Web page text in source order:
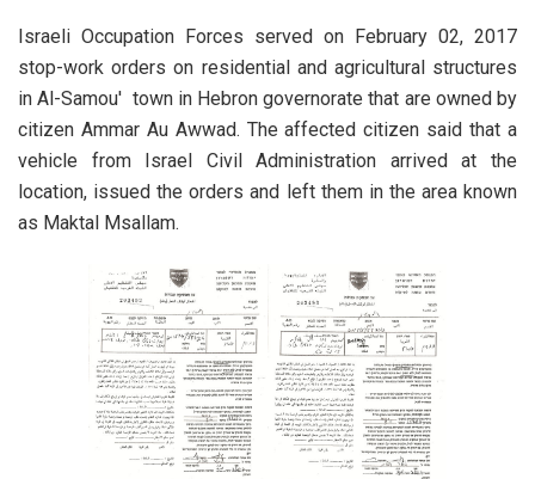
Israeli Occupation Forces served on February 02, 2017
stop-work orders on residential and agricultural structures
in Al-Samou' town in Hebron governorate that are owned by
citizen Ammar Au Awwad. The affected citizen said that a
vehicle from Israel Civil Administration arrived at the
location, issued the orders and left them in the area known
as Maktal Msallam.